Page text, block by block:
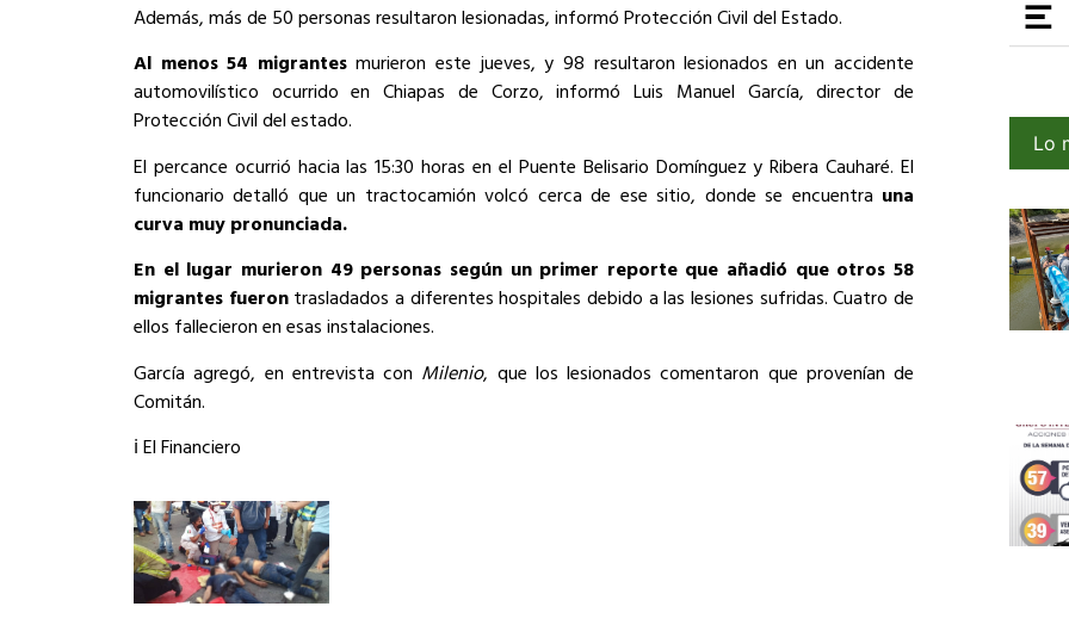
Además, más de 50 personas resultaron lesionadas, informó Protección Civil del Estado.
Al menos 54 migrantesmurieron este jueves, y 98 resultaron lesionados en un accidente
automovilístico ocurrido en Chiapas de Corzo, informó Luis Manuel García, director de
Protección Civil del estado.
El percance ocurrió hacia las 15:30 horas en el Puente Belisario Domínguez y Ribera Cauharé. El
funcionario detalló que un tractocamión volcó cerca de ese sitio, donde se encuentra una
curva muy pronunciada.
En el lugar murieron 49 personas según un primer reporte que añadió que otros 58
migrantes fueron trasladados a diferentes hospitales debido a las lesiones sufridas. Cuatro de
ellos fallecieron en esas instalaciones.
García agregó, en entrevista con Milenio, que los lesionados comentaron que provenían de
Comitán.
ℹ️ El Financiero
Lo